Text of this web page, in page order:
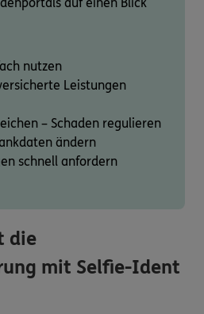
nutzen
Leistungen
– Schaden regulieren
ändern
schnell anfordern
die
mit Selfie-Ident